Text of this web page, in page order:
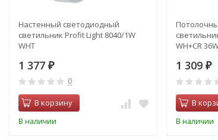
Настенный светодиодный
светильник Profit Light 8040/1W
WHT
1 377 ₽
0
В корзину
В наличии
WH+CR
1 309 ₽
В
В наличии